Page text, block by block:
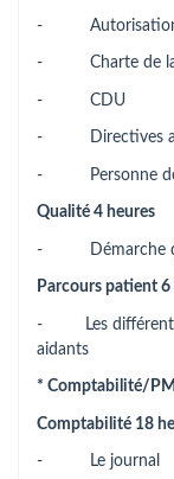
- Autorisation
- Charte de la
- CDU
- Directives
- Personne de
Qualité 4 heures
- Démarche
Parcours patient 6
- Les différents
aidants
* Comptabilité/
Comptabilité 18
- Le journal